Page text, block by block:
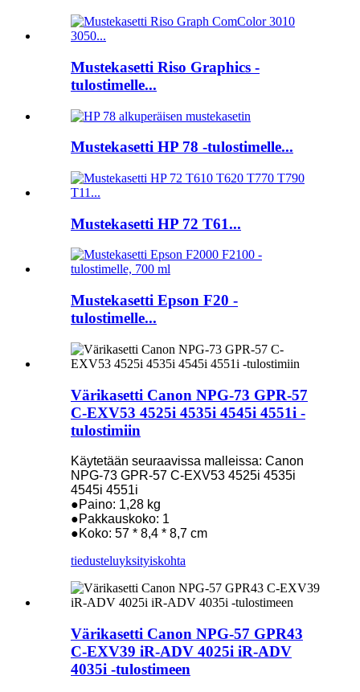
Mustekasetti Riso Graphics -
tulostimelle...
Mustekasetti HP 78 -tulostimelle...
Mustekasetti HP 72 T61...
Mustekasetti Epson F20 -
tulostimelle...
Värikasetti Canon NPG-73 GPR-57
C-EXV53 4525i 4535i 4545i 4551i -
tulostimiin
Käytetään seuraavissa malleissa: Canon
NPG-73 GPR-57 C-EXV53 4525i 4535i
4545i 4551i
●Paino: 1,28 kg
●Pakkauskoko: 1
●Koko: 57 * 8,4 * 8,7 cm
tiedusteluyksityiskohta
Värikasetti Canon NPG-57 GPR43
C-EXV39 iR-ADV 4025i iR-ADV
4035i -tulostimeen